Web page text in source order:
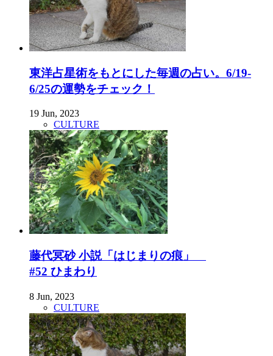
東洋占星術をもとにした毎週の占い。6/19-
6/25の運勢をチェック！
19 Jun, 2023
CULTURE
藤代冥砂 小説「はじまりの痕」
#52 ひまわり
8 Jun, 2023
CULTURE